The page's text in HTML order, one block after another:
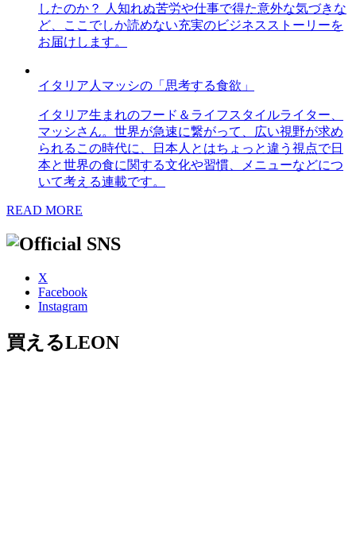
したのか？ 人知れぬ苦労や仕事で得た意外な気づきな
ど、ここでしか読めない充実のビジネスストーリーを
お届けします。
イタリア人マッシの「思考する食欲」
イタリア生まれのフード＆ライフスタイルライター、
マッシさん。世界が急速に繋がって、広い視野が求め
られるこの時代に、日本人とはちょっと違う視点で日
本と世界の食に関する文化や習慣、メニューなどにつ
いて考える連載です。
READ MORE
X
Facebook
Instagram
買えるLEON